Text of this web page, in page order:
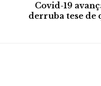
Covid-19
derruba tese de